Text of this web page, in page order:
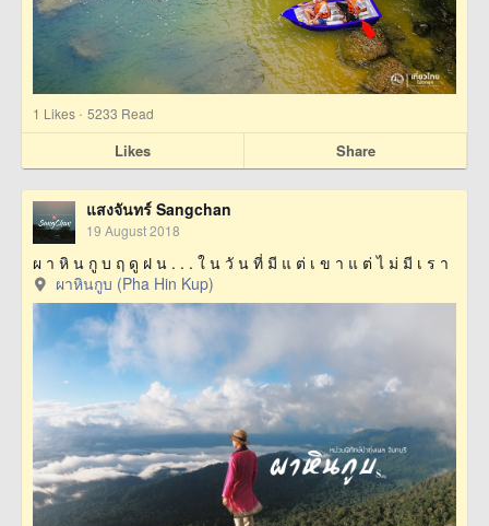
1 Likes · 5233 Read
Likes Share
แสงจันทร์ Sangchan
19 August 2018
ผ า หิ น กู บ ฤ ดู ฝ น . . . ใ น วั น ที่ มี แ ต่ เ ข า แ ต่ ไ ม่ มี เ ร า
ผาหินกูบ (Pha Hin Kup)